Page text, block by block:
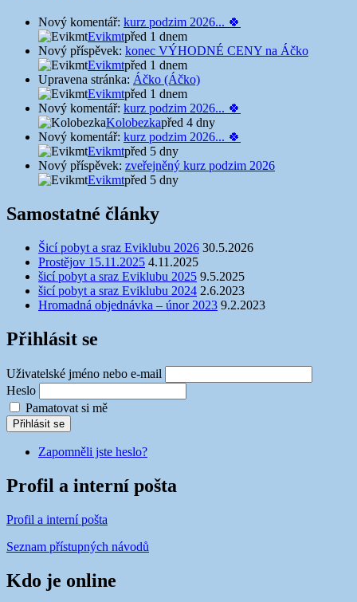
Nový komentář: kurz podzim 2026... 🍀
Evikmtpřed 1 dnem
Nový příspěvek: konec VÝHODNÉ CENY na Áčko
Evikmtpřed 1 dnem
Upravena stránka: Áčko (Áčko)
Evikmtpřed 1 dnem
Nový komentář: kurz podzim 2026... 🍀
Kolobezkapřed 4 dny
Nový komentář: kurz podzim 2026... 🍀
Evikmtpřed 5 dny
Nový příspěvek: zveřejněný kurz podzim 2026
Evikmtpřed 5 dny
Samostatné články
Šicí pobyt a sraz Eviklubu 2026 30.5.2026
Prostějov 15.11.2025 4.11.2025
šicí pobyt a sraz Eviklubu 2025 9.5.2025
šicí pobyt a sraz Eviklubu 2024 2.6.2023
Hromadná objednávka – únor 2023 9.2.2023
Přihlásit se
Uživatelské jméno nebo e-mail
Heslo
Pamatovat si mě
Přihlásit se
Zapomněli jste heslo?
Profil a interní pošta
Profil a interní pošta
Seznam přístupných návodů
Kdo je online